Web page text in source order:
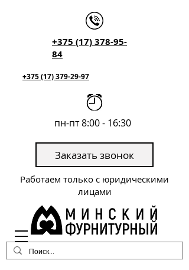
+375 (17) 378-95-
84
Заказать звонок
пн-пт 8:00 - 16:30
Работаем только с юридическими
лицами
+375 (17) 379-29-97